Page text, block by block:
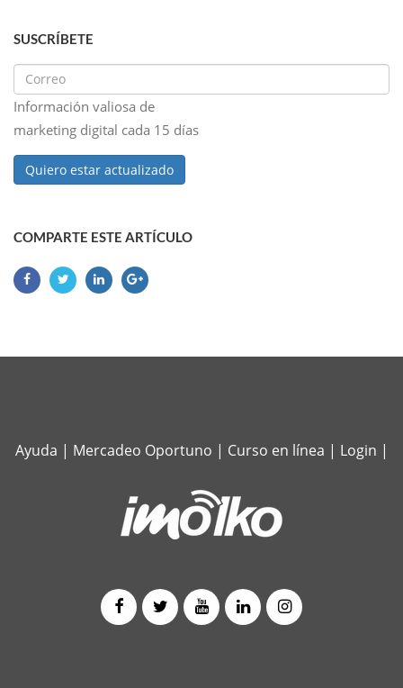
SUSCRÍBETE
Información valiosa de
marketing digital cada 15 días
Quiero estar actualizado
COMPARTE ESTE ARTÍCULO
Ayuda | Mercadeo Oportuno | Curso en línea | Login |